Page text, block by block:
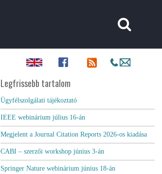
Legfrissebb tartalom
Ügyfélszolgálati tájékoztató
IEEE webinárium július 16-án
Megjelent a Journal Citation Reports 2026-os kiadása
CABI – szerzői workshop június 3-án
Springer Nature webinárium június 18-án